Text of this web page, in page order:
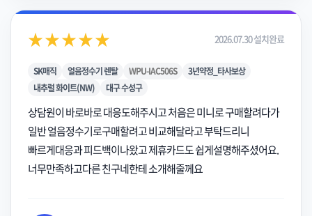
★★★★★ 2026.07.30 설치완료
SK매직 얼음정수기 렌탈 WPU-IAC506S
3년약정_타사보상
내추럴 화이트(NW)
대구 수성구
상담원이 바로바로 대응도해주시고 처음은 미니로 구매할려다가
일반 얼음정수기로구매할려고 비교해달라고 부탁드리니
빠르게대응과 피드백이나왔고 제휴카드도 쉽게설명해주셨어요.
너무만족하고다른 친구네한테 소개해줄께요